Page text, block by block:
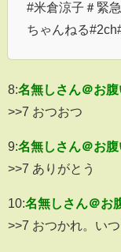
#米倉涼子＃緊
ちゃんねる
8:名無しさん＠お
>>7 おつおつ
9:名無しさん＠お
>>7 ありがとう
10:名無しさん＠お
>>7 おつかれ。い